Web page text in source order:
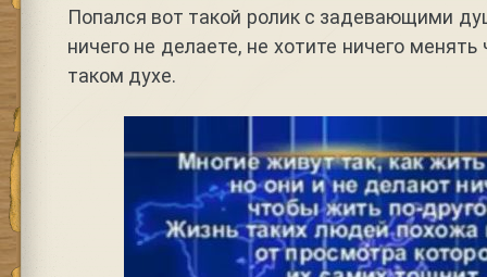
Попался вот такой ролик с задевающими
ничего не делаете, не хотите ничего
таком духе.